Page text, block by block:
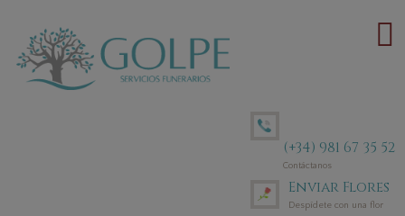
(+34) 981 67 35 52
Contáctanos
Enviar Flores
Despídete con una flor